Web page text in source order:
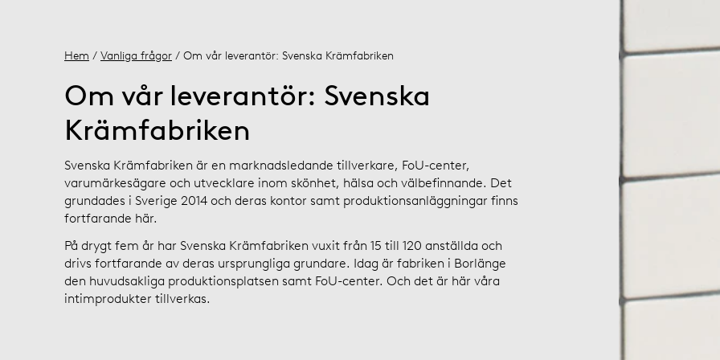
Hem / Vanliga frågor / Om vår leverantör: Svenska Krämfabriken
Om vår leverantör: Svenska
Krämfabriken
Svenska Krämfabriken är en marknadsledande tillverkare, FoU-center,
varumärkesägare och utvecklare inom skönhet, hälsa och välbefinnande. Det
grundades i Sverige 2014 och deras kontor samt produktionsanläggningar finns
fortfarande här.
På drygt fem år har Svenska Krämfabriken vuxit från 15 till 120 anställda och
drivs fortfarande av deras ursprungliga grundare. Idag är fabriken i Borlänge
den huvudsakliga produktionsplatsen samt FoU-center. Och det är här våra
intimprodukter tillverkas.